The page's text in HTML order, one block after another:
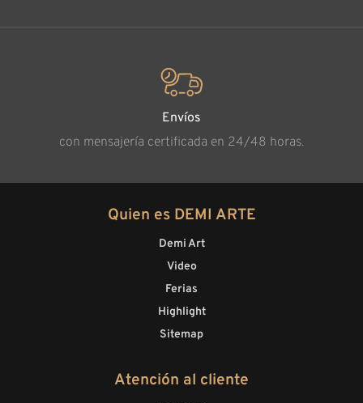
Envíos
con mensajería certificada en 24/48 horas.
Quien es DEMI ARTE
Demi Art
Video
Ferias
Highlight
Sitemap
Atención al cliente